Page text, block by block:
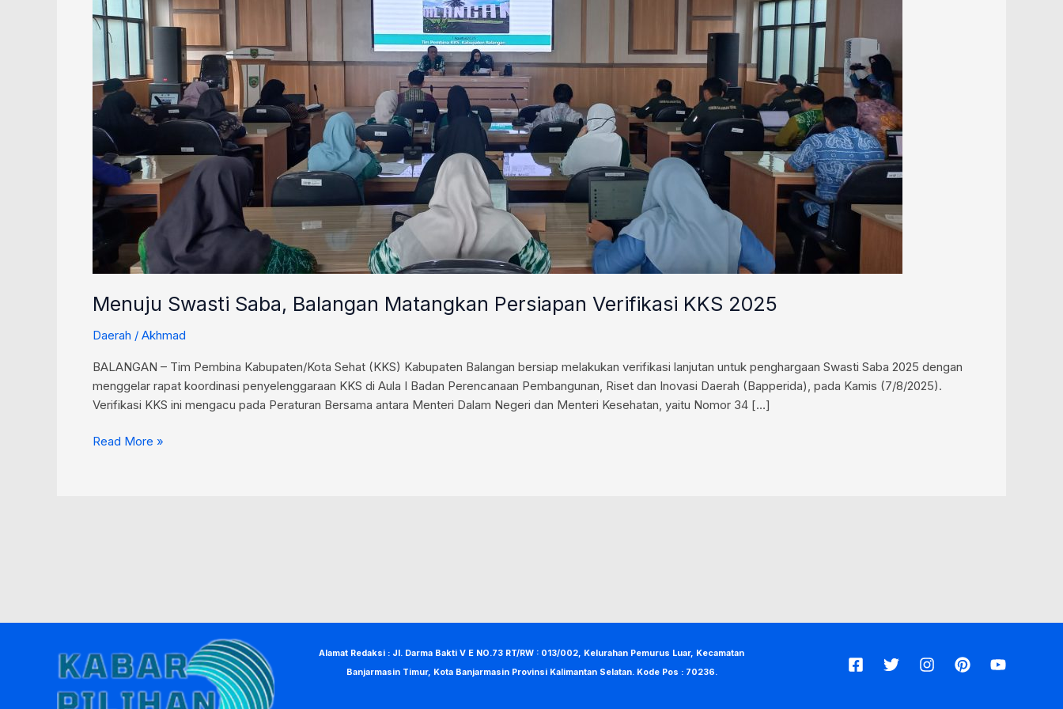
Menuju Swasti Saba, Balangan Matangkan Persiapan Verifikasi KKS 2025
Daerah / Akhmad
BALANGAN – Tim Pembina Kabupaten/Kota Sehat (KKS) Kabupaten Balangan bersiap melakukan verifikasi lanjutan untuk penghargaan Swasti Saba 2025 dengan
menggelar rapat koordinasi penyelenggaraan KKS di Aula I Badan Perencanaan Pembangunan, Riset dan Inovasi Daerah (Bapperida), pada Kamis (7/8/2025).
Verifikasi KKS ini mengacu pada Peraturan Bersama antara Menteri Dalam Negeri dan Menteri Kesehatan, yaitu Nomor 34 […]
Persiapan
Verifikasi
KKS
2025
Read More »
Alamat Redaksi : Jl. Darma Bakti V E NO.73 RT/RW : 013/002, Kelurahan Pemurus Luar, Kecamatan
Banjarmasin Timur, Kota Banjarmasin Provinsi Kalimantan Selatan. Kode Pos : 70236.